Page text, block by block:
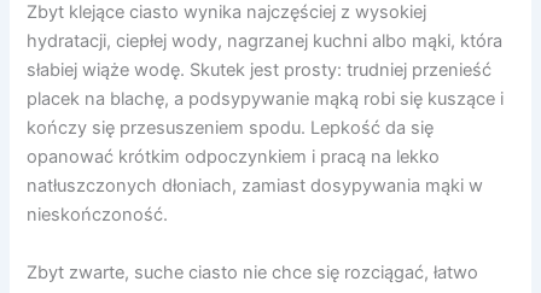
Zbyt klejące ciasto wynika najczęściej z wysokiej
hydratacji, ciepłej wody, nagrzanej kuchni albo mąki, która
słabiej wiąże wodę. Skutek jest prosty: trudniej przenieść
placek na blachę, a podsypywanie mąką robi się kuszące i
kończy się przesuszeniem spodu. Lepkość da się
opanować krótkim odpoczynkiem i pracą na lekko
natłuszczonych dłoniach, zamiast dosypywania mąki w
nieskończoność.
Zbyt zwarte, suche ciasto nie chce się rozciągać, łatwo